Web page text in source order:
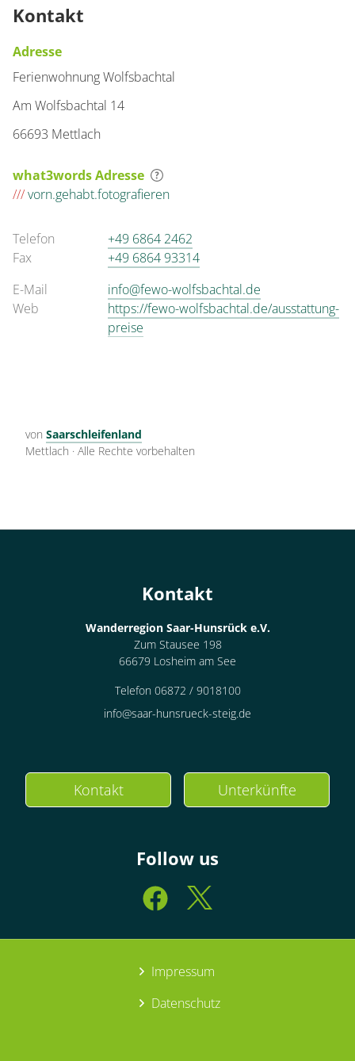
Kontakt
Adresse
Ferienwohnung Wolfsbachtal
Am Wolfsbachtal 14
66693 Mettlach
what3words Adresse
///vorn.gehabt.fotografieren
Telefon
+49 6864 2462
Fax
+49 6864 93314
E-Mail
info@fewo-wolfsbachtal.de
Web
https://fewo-wolfsbachtal.de/ausstattung-
preise
von Saarschleifenland
Mettlach · Alle Rechte vorbehalten
Kontakt
Wanderregion Saar-Hunsrück e.V.
Zum Stausee 198
66679 Losheim am See
Telefon 06872 / 9018100
info@saar-hunsrueck-steig.de
Kontakt Unterkünfte
Follow us
Impressum
Datenschutz